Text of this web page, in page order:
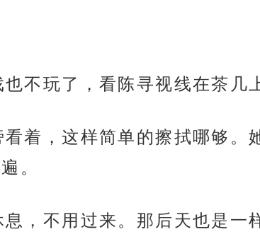
不玩了，看陈寻视线在茶几
着，这样简单的擦拭哪够。
。
，不用过来。那后天也是一